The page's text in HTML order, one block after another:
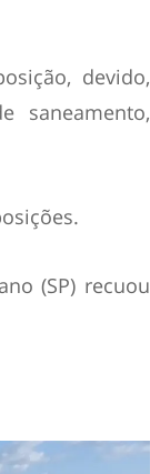
devido,
saneamento,
(SP) recuou